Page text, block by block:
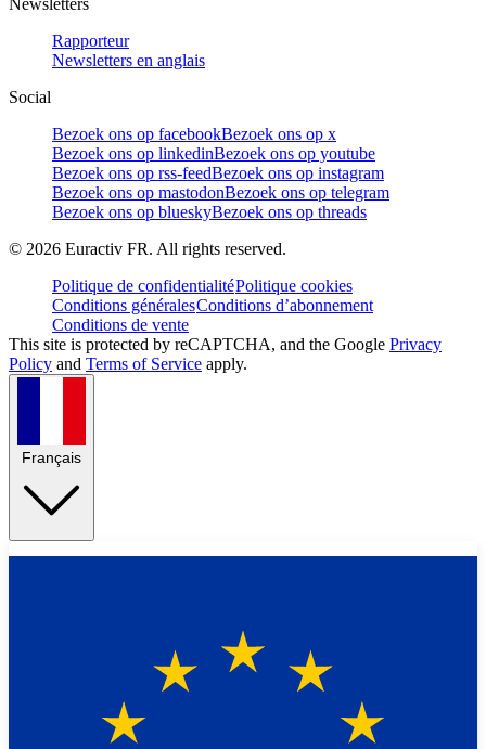
Newsletters
Rapporteur
Newsletters en anglais
Social
Bezoek ons op facebookBezoek ons op x
Bezoek ons op linkedinBezoek ons op youtube
Bezoek ons op rss-feedBezoek ons op instagram
Bezoek ons op mastodonBezoek ons op telegram
Bezoek ons op blueskyBezoek ons op threads
© 2026 Euractiv FR. All rights reserved.
Politique de confidentialitéPolitique cookies
Conditions généralesConditions d’abonnement
Conditions de vente
This site is protected by reCAPTCHA, and the Google Privacy
Policy and Terms of Service apply.
Français